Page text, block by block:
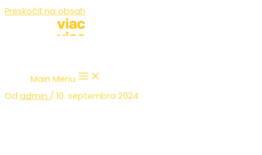
Preskočiť na obsah
Main Menu
Od admin / 10. septembra 2024